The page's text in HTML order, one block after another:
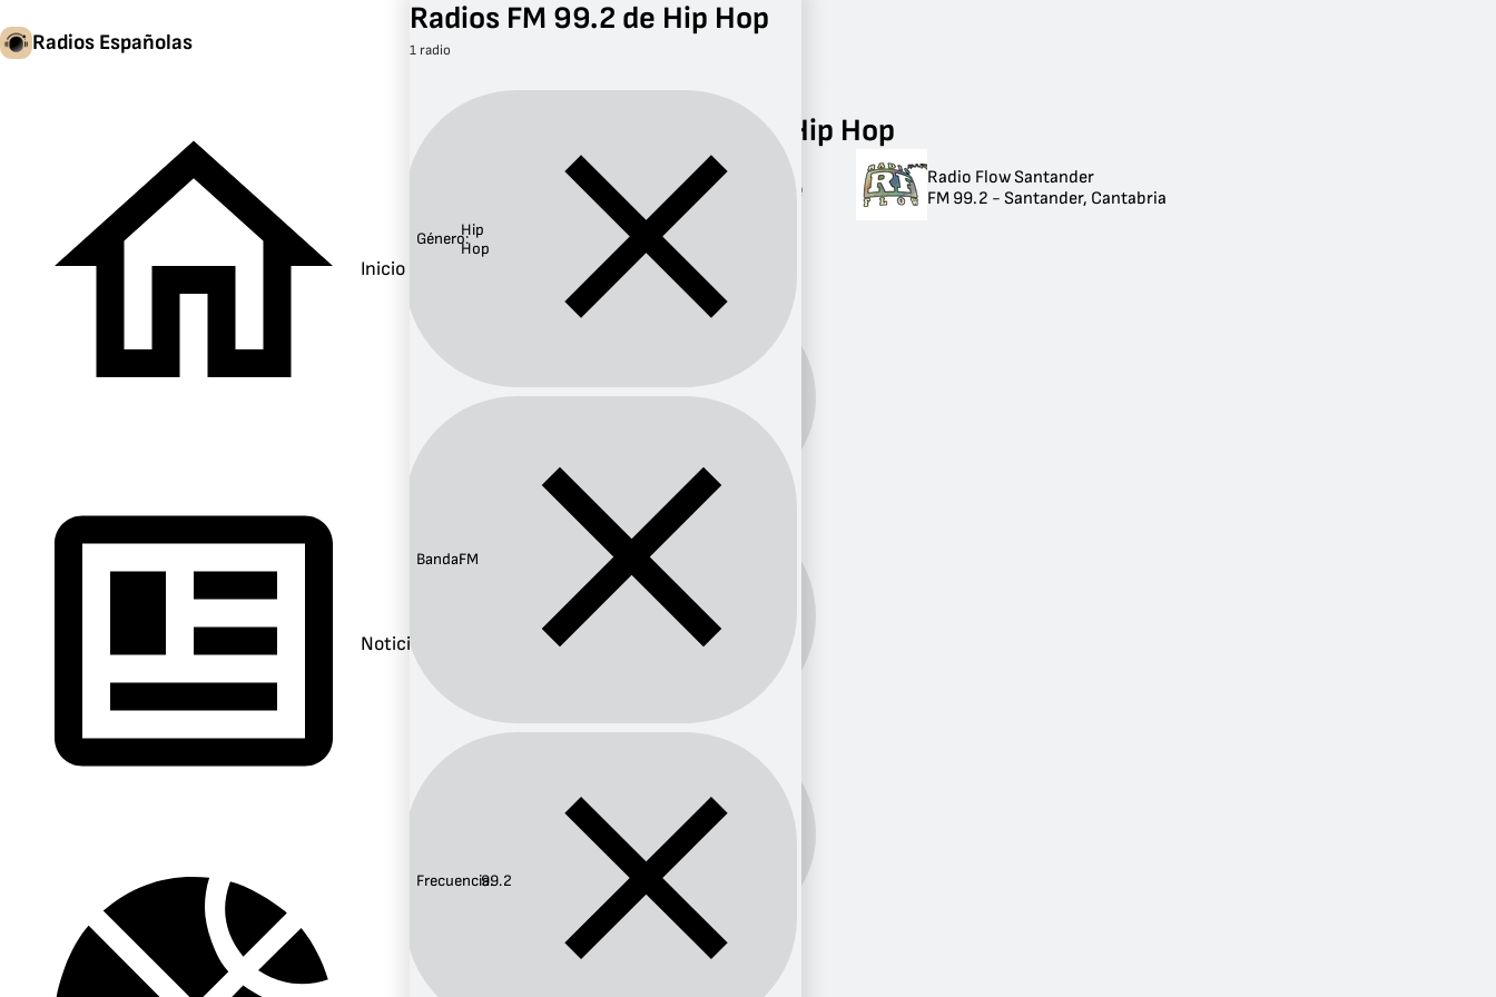
Radios Españolas
Inicio
Noticias
FM 99.2
Radios FM 99.2 de Hip Hop
Radios FM 99.2 de
Hip Hop
Género:
Hip
Banda:
FM
Frecuencia:
99.2
Radio Flow Santander
FM 99.2 - Santander, Cantabria
Radios FM 99.2 de Hip Hop
1 radio
Género:Hip
Hop
Banda:FM
Frecuencia:99.2